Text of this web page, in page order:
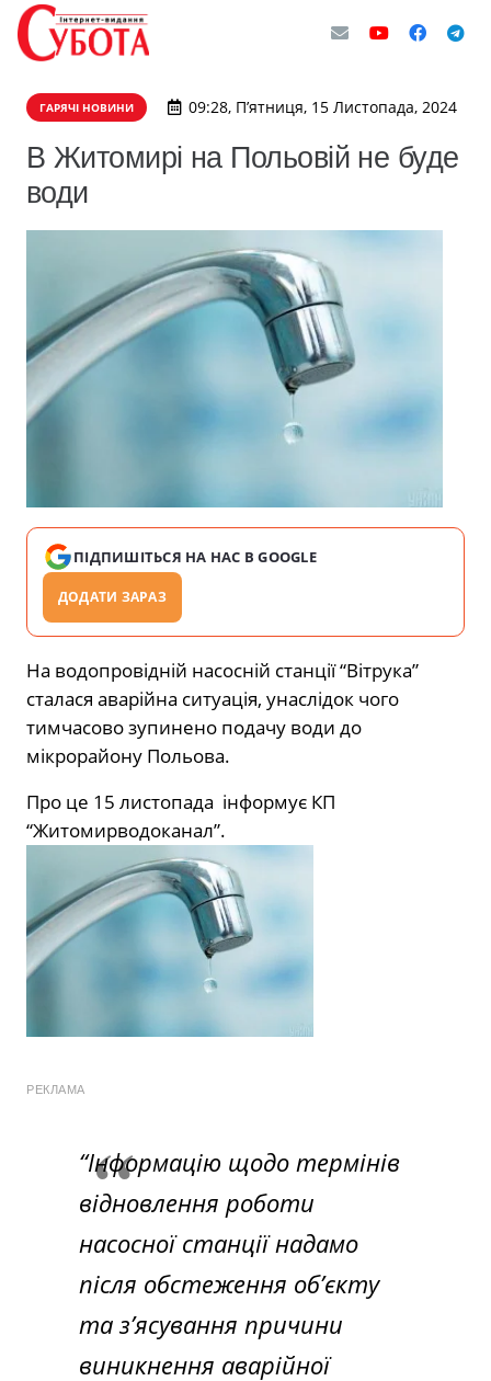
ГАРЯЧІ НОВИНИ 09:28, П’ятниця, 15 Листопада, 2024
В Житомирі на Польовій не буде
води
ПІДПИШІТЬСЯ НА НАС В GOOGLE
ДОДАТИ ЗАРАЗ
На водопровідній насосній станції “Вітрука”
сталася аварійна ситуація, унаслідок чого
тимчасово зупинено подачу води до
мікрорайону Польова.
Про це 15 листопада інформує КП
“Житомирводоканал”.
РЕКЛАМА
“Інформацію щодо термінів
відновлення роботи
насосної станції надамо
після обстеження об’єкту
та з’ясування причини
виникнення аварійної